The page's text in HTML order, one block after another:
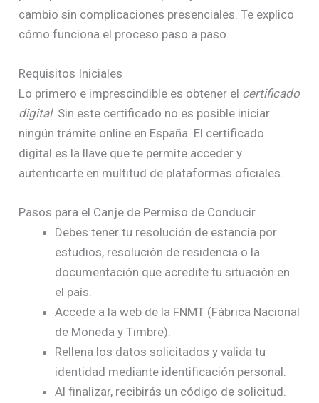
cambio sin complicaciones presenciales. Te explico
cómo funciona el proceso paso a paso.
Requisitos Iniciales
Lo primero e imprescindible es obtener el certificado
digital. Sin este certificado no es posible iniciar
ningún trámite online en España. El certificado
digital es la llave que te permite acceder y
autenticarte en multitud de plataformas oficiales.
Pasos para el Canje de Permiso de Conducir
Debes tener tu resolución de estancia por
estudios, resolución de residencia o la
documentación que acredite tu situación en
el país.
Accede a la web de la FNMT (Fábrica Nacional
de Moneda y Timbre).
Rellena los datos solicitados y valida tu
identidad mediante identificación personal.
Al finalizar, recibirás un código de solicitud.